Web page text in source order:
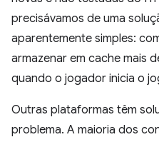
precisávamos de uma
aparentemente simples:
armazenar em cache mais
quando o jogador inicia o
Outras plataformas têm
problema. A maioria dos